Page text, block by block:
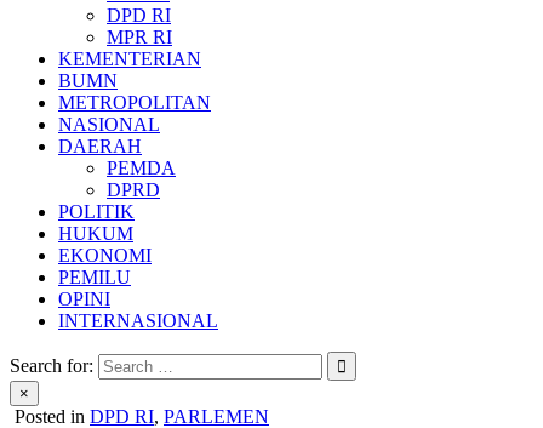
DPD RI
MPR RI
KEMENTERIAN
BUMN
METROPOLITAN
NASIONAL
DAERAH
PEMDA
DPRD
POLITIK
HUKUM
EKONOMI
PEMILU
OPINI
INTERNASIONAL
Search for:
×
Posted in DPD RI, PARLEMEN